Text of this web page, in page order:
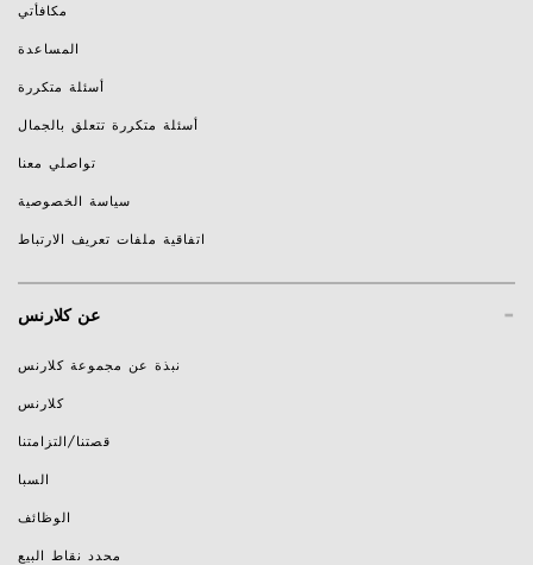
مكافأتي
المساعدة
أسئلة متكررة
أسئلة متكررة تتعلق بالجمال
تواصلي معنا
سياسة الخصوصية
اتفاقية ملفات تعريف الارتباط
- عن كلارنس
نبذة عن مجموعة كلارنس
كلارنس
قصتنا/التزامتنا
السبا
الوظائف
محدد نقاط البيع